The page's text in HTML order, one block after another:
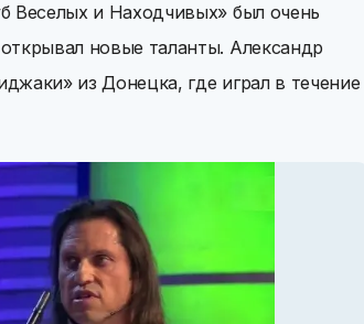
Веселых и Находчивых» был очень
новые таланты. Александр
из Донецка, где играл в течение